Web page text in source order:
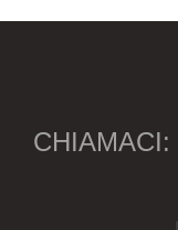
CHIAMACI: